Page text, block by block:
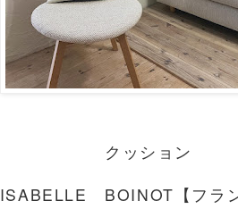
クッション
ISABELLE BOINOT【フラ